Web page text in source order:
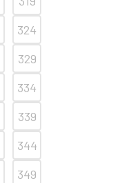
324
329
334
339
344
349